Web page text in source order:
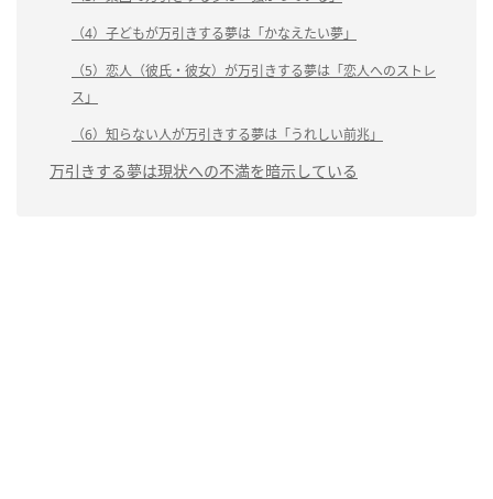
（4）子どもが万引きする夢は「かなえたい夢」
（5）恋人（彼氏・彼女）が万引きする夢は「恋人へのストレ
ス」
（6）知らない人が万引きする夢は「うれしい前兆」
万引きする夢は現状への不満を暗示している